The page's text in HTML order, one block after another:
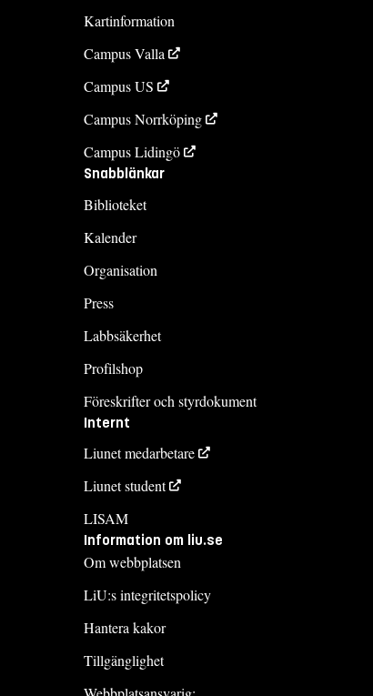
Kartinformation
Campus Valla
Campus US
Campus Norrköping
Campus Lidingö
Snabblänkar
Biblioteket
Kalender
Organisation
Press
Labbsäkerhet
Profilshop
Föreskrifter och styrdokument
Internt
Liunet medarbetare
Liunet student
LISAM
Information om liu.se
Om webbplatsen
LiU:s integritetspolicy
Hantera kakor
Tillgänglighet